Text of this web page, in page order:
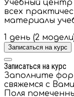
Учебный
всех
материалы
1 день (2
Записаться на курс
Записаться на курс
Заполните
свяжемся с
Поля